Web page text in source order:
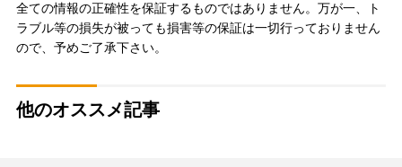
全ての情報の正確性を保証するものではありません。万が一、ト
ラブル等の損失が被っても損害等の保証は一切行っておりません
ので、予めご了承下さい。
他のオススメ記事